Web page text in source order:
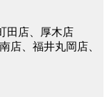
田店、厚木店
店、福井丸岡店、